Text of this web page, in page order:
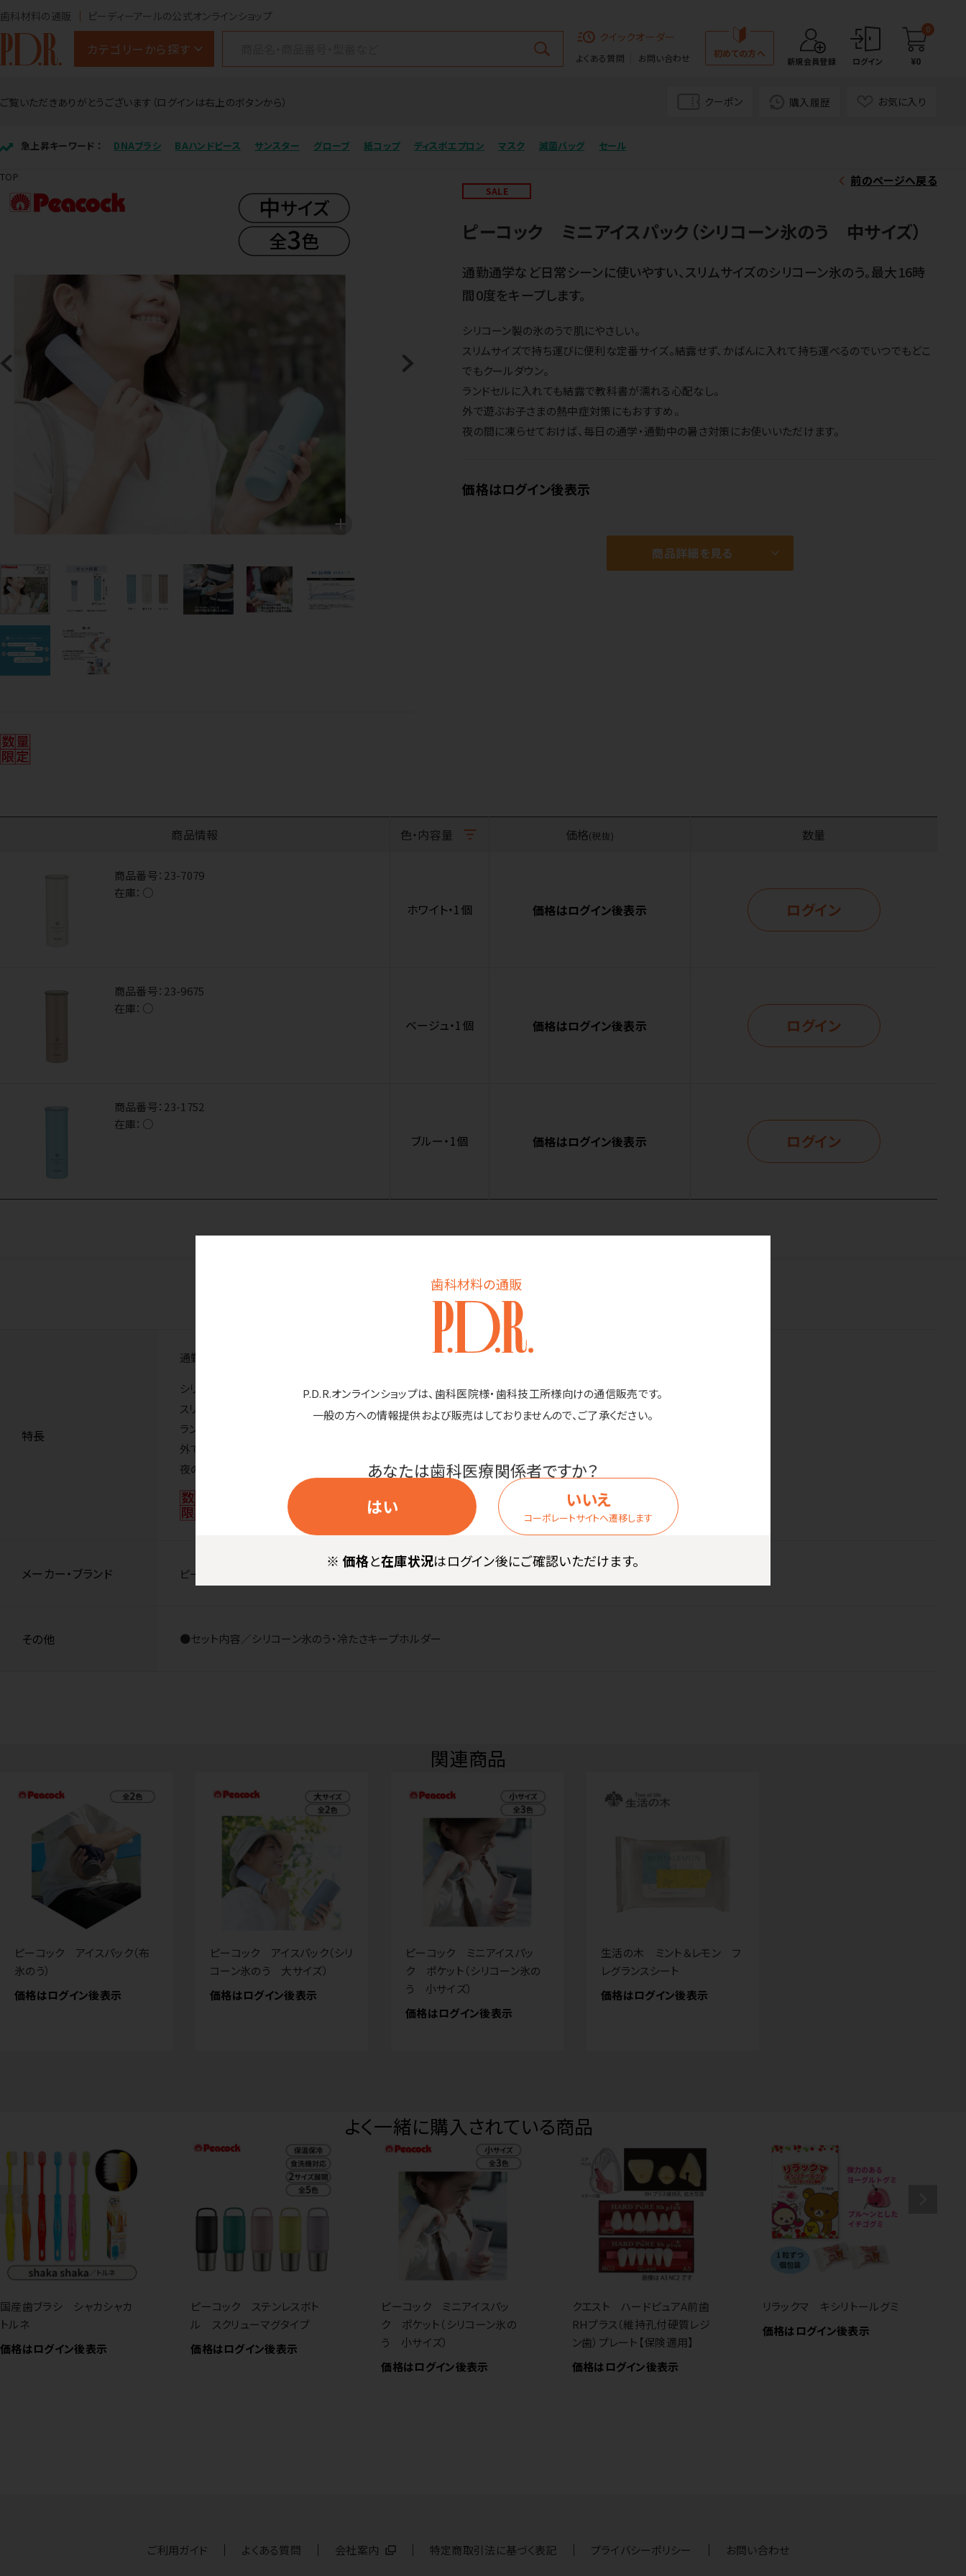
歯科材料の通販
P.D.R.オンラインショップは、歯科医院様・歯科技工所様向けの通信販売です。
一般の方への情報提供および販売はしておりませんので、ご了承ください。
あなたは歯科医療関係者ですか？
はい
いいえ
コーポレートサイトへ遷移します
※ 価格と在庫状況はログイン後にご確認いただけます。
歯科材料の通販 ピーディーアールの公式オンラインショップ
カテゴリーから探す
クイックオーダー
よくある質問 お問い合わせ 初めての方へ
新規会員登録 ログイン
0
¥0
ご覧いただきありがとうございます（ログインは右上のボタンから） クーポン 購入履歴 お気に入り
急上昇キーワード ： DNAブラシ BAハンドピース サンスター グローブ 紙コップ ディスポエプロン マスク 滅菌バッグ セール
TOP 前のページへ戻る
SALE
ピーコック ミニアイスパック（シリコーン氷のう 中サイズ）
通勤通学など日常シーンに使いやすい、スリムサイズのシリコーン氷のう。最大16時
間0度をキープします。
シリコーン製の氷のうで肌にやさしい。
スリムサイズで持ち運びに便利な定番サイズ。結露せず、かばんに入れて持ち運べるのでいつでもどこ
でもクールダウン。
ランドセルに入れても結露で教科書が濡れる心配なし。
外で遊ぶお子さまの熱中症対策にもおすすめ。
夜の間に凍らせておけば、毎日の通学・通勤中の暑さ対策にお使いいただけます。
価格はログイン後表示
商品詳細を見る
商品情報 色・内容量 価格(税抜) 数量
商品番号： 23-7079
在庫： ○
ホワイト・1個 価格はログイン後表示 ログイン
商品番号： 23-9675
在庫： ○
ベージュ・1個 価格はログイン後表示 ログイン
商品番号： 23-1752
在庫： ○
ブルー・1個 価格はログイン後表示 ログイン
商品詳細
特長
通勤通学など日常シーンに使いやすい、スリムサイズのシリコーン氷のう。最大16時間0度をキープします。
シリコーン製の氷のうで肌にやさしい。
スリムサイズで持ち運びに便利な定番サイズ。結露せず、かばんに入れて持ち運べるのでいつでもどこでもクールダウン。
ランドセルに入れても結露で教科書が濡れる心配なし。
外で遊ぶお子さまの熱中症対策にもおすすめ。
夜の間に凍らせておけば、毎日の通学・通勤中の暑さ対策にお使いいただけます。
メーカー・ブランド ピーコック魔法瓶工業株式会社
その他 ●セット内容／シリコーン氷のう・冷たさキープホルダー
関連商品
ピーコック アイスパック（布
氷のう）
価格はログイン後表示
ピーコック アイスパック（シリ
コーン氷のう 大サイズ）
価格はログイン後表示
ピーコック ミニアイスパッ
ク ポケット（シリコーン氷の
う 小サイズ）
価格はログイン後表示
生活の木 ミント＆レモン フ
レグランスシート
価格はログイン後表示
よく一緒に購入されている商品
国産歯ブラシ シャカシャカ
トルネ
価格はログイン後表示
ピーコック ステンレスボト
ル スクリューマグタイプ
価格はログイン後表示
ピーコック ミニアイスパッ
ク ポケット（シリコーン氷の
う 小サイズ）
価格はログイン後表示
クエスト ハードピュアA前歯
RHプラス（維持孔付硬質レジ
ン歯）プレート【保険適用】
価格はログイン後表示
リラックマ キシリトールグミ
価格はログイン後表示
ご利用ガイド よくある質問 会社案内 特定商取引法に基づく表記 プライバシーポリシー お問い合わせ